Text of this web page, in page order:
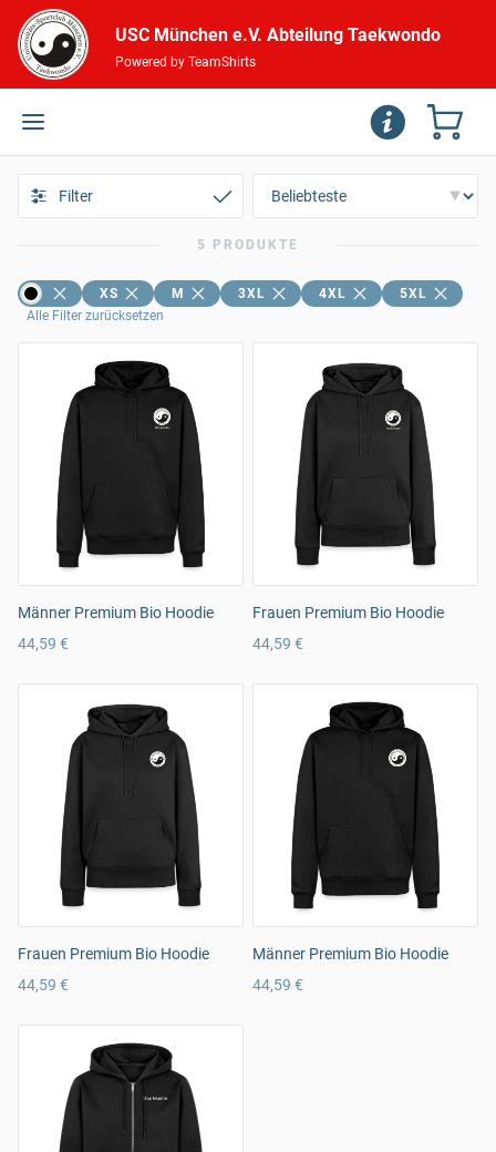
USC München e.V. Abteilung Taekwondo
Powered by TeamShirts
Filter
5 PRODUKTE
XS M 3XL 4XL
5XL
Alle Filter zurücksetzen
Männer Premium Bio Hoodie
44,59 €
Frauen Premium Bio Hoodie
44,59 €
Frauen Premium Bio Hoodie
44,59 €
Männer Premium Bio Hoodie
44,59 €